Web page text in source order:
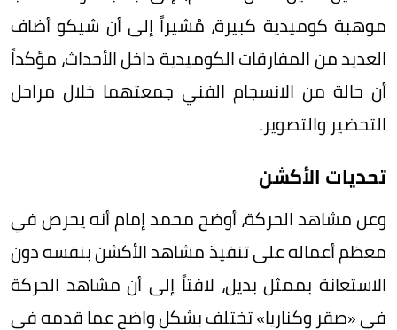
موهبة كوميدية كبيرة، مُشيراً إلى أن شيكو أضاف
العديد من المفارقات الكوميدية داخل الأحداث، مؤكداً
أن حالة من الانسجام الفني جمعتهما خلال مراحل
التحضير والتصوير.
تحديات الأكشن
وعن مشاهد الحركة، أوضح محمد إمام أنه يحرص في
معظم أعماله على تنفيذ مشاهد الأكشن بنفسه دون
الاستعانة بممثل بديل، لافتاً إلى أن مشاهد الحركة
في «صقر وكناريا» تختلف بشكل واضح عما قدمه في